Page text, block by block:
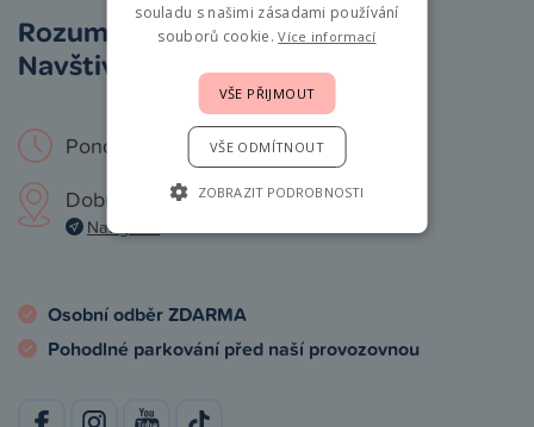
Rozumíme vám i miminkům.
Navštivte nás osobně!
Pondělí – Neděle: 9 – 19 hod.
Dobronická 1257, Praha 4
Navigovat
Osobní odběr ZDARMA
Pohodlné parkování před naší provozovnou
souladu s našimi zásadami používání
souborů cookie.Více informací
VŠE PŘIJMOUT
VŠE ODMÍTNOUT
ZOBRAZIT PODROBNOSTI